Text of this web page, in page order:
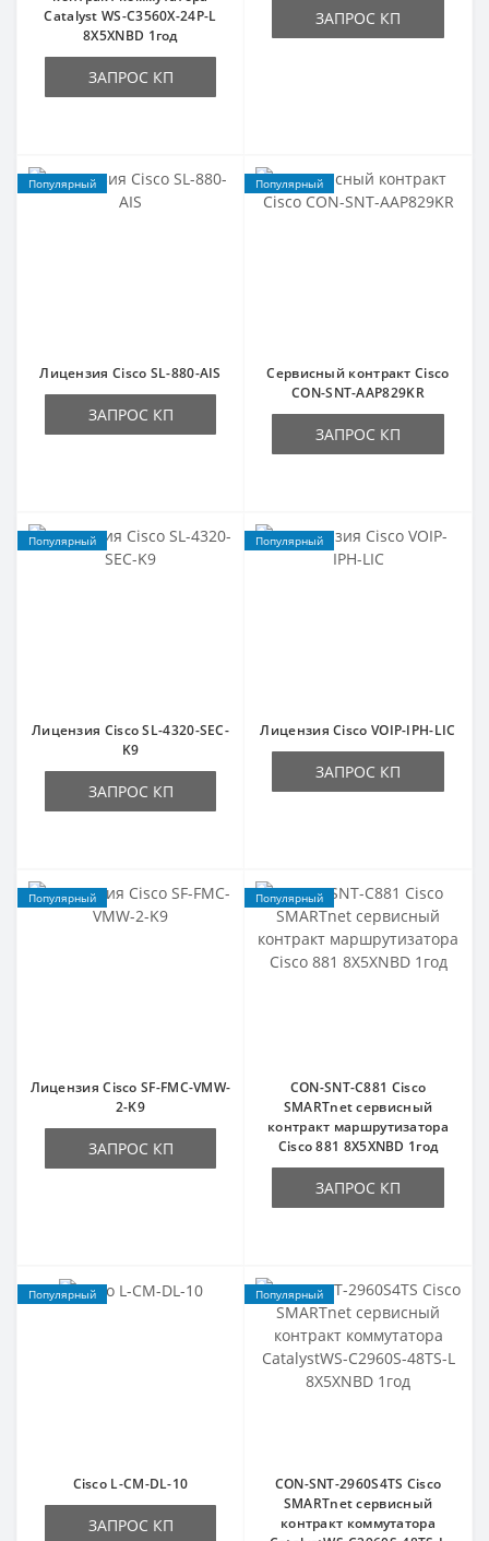
Catalyst WS-C3560X-24P-L
8X5XNBD 1год
ЗАПРОС КП
ЗАПРОС КП
Популярный
Лицензия Cisco SL-880-AIS
ЗАПРОС КП
Популярный
Сервисный контракт Cisco
CON-SNT-AAP829KR
ЗАПРОС КП
Популярный
Лицензия Cisco SL-4320-SEC-
K9
ЗАПРОС КП
Популярный
Лицензия Cisco VOIP-IPH-LIC
ЗАПРОС КП
Популярный
Лицензия Cisco SF-FMC-VMW-
2-K9
ЗАПРОС КП
Популярный
CON-SNT-C881 Cisco
SMARTnet сервисный
контракт маршрутизатора
Cisco 881 8X5XNBD 1год
ЗАПРОС КП
Популярный
Cisco L-CM-DL-10
ЗАПРОС КП
Популярный
CON-SNT-2960S4TS Cisco
SMARTnet сервисный
контракт коммутатора